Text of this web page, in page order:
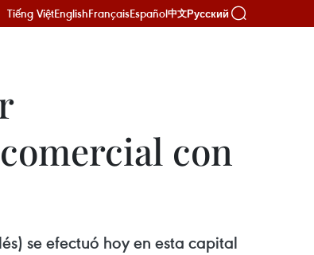
Tiếng ViệtEnglishFrançaisEspañol中文Русский
con
se efectuó hoy en esta capital